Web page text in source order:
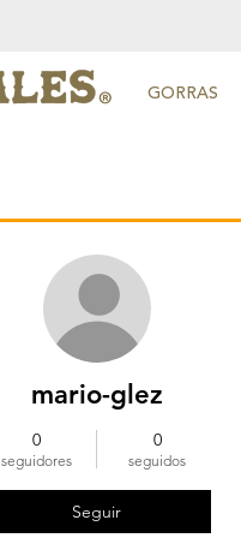
GORRAS
mario-glez
0
seguidores
0
seguidos
Seguir